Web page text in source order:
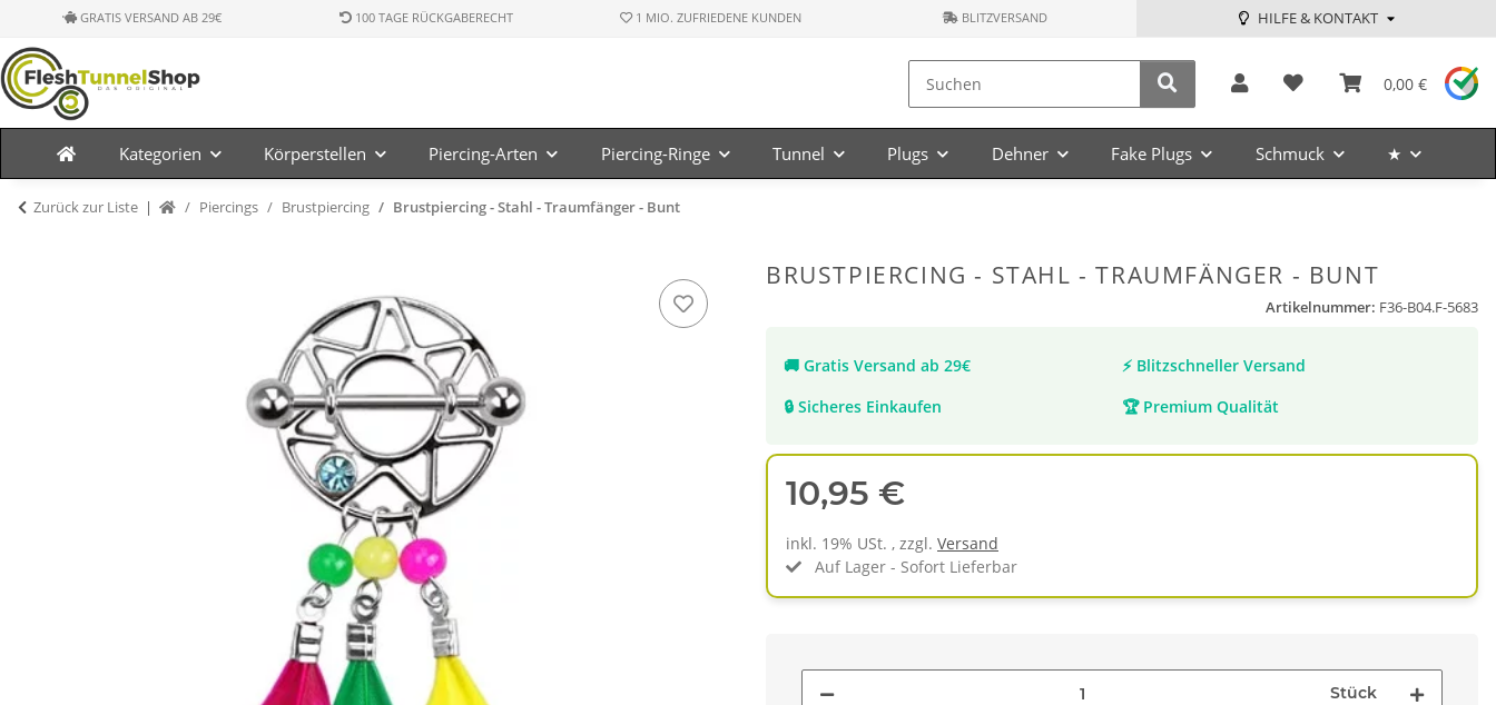
GRATIS VERSAND AB 29€ 100 TAGE RÜCKGABERECHT 1 MIO. ZUFRIEDENE KUNDEN BLITZVERSAND HILFE & KONTAKT
0,00 €
Kategorien Körperstellen Piercing-Arten Piercing-Ringe Tunnel Plugs Dehner Fake Plugs Schmuck ★
Zurück zur Liste Piercings Brustpiercing Brustpiercing - Stahl - Traumfänger - Bunt
BRUSTPIERCING - STAHL - TRAUMFÄNGER - BUNT
Artikelnummer: F36-B04.F-5683
🚚 Gratis Versand ab 29€ ⚡ Blitzschneller Versand
🔒 Sicheres Einkaufen 🏆 Premium Qualität
10,95 €
inkl. 19% USt. , zzgl. Versand
Auf Lager - Sofort Lieferbar
Stück